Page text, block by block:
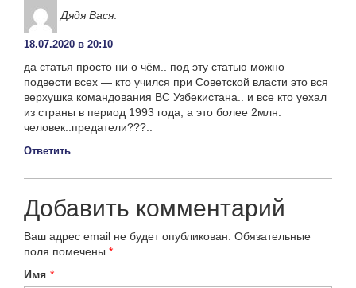
Дядя Вася:
18.07.2020 в 20:10
да статья просто ни о чём.. под эту статью можно
подвести всех — кто учился при Советской власти это вся
верхушка командования ВС Узбекистана.. и все кто уехал
из страны в период 1993 года, а это более 2млн.
человек..предатели???..
Ответить
Добавить комментарий
Ваш адрес email не будет опубликован. Обязательные
поля помечены *
Имя *